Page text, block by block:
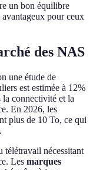
un bon équilibre
pour ceux
des NAS
une étude de
est estimée à 12%
connectivité et la
En 2026, les
plus de 10 To, ce qui
télétravail nécessitant
Les marques